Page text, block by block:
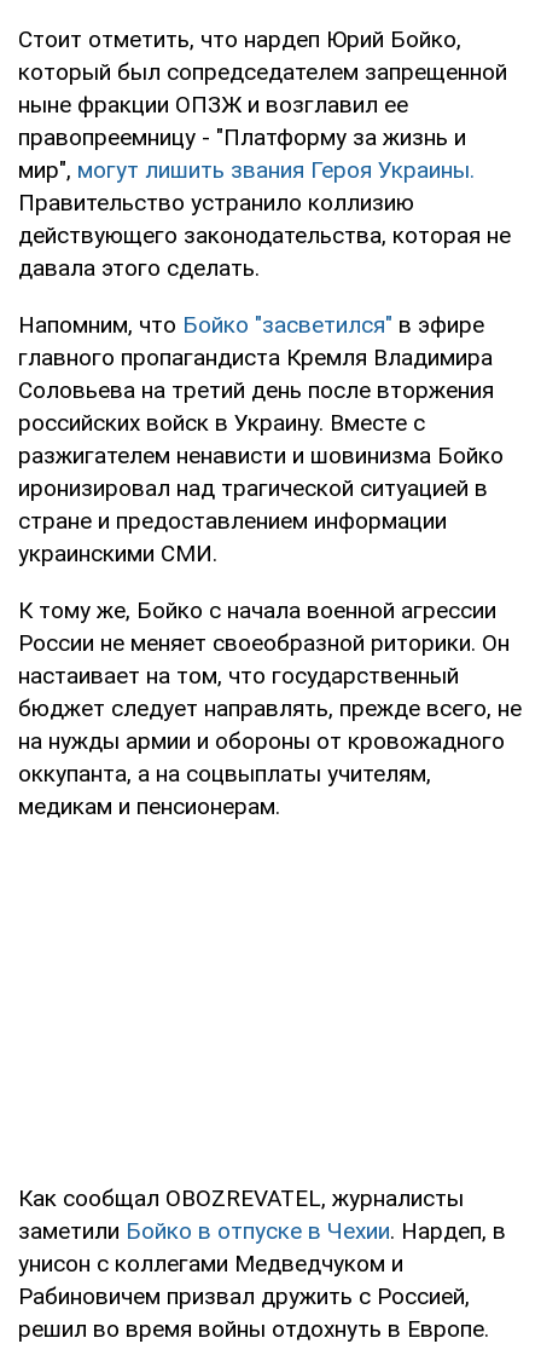
Стоит отметить, что нардеп Юрий Бойко,
который был сопредседателем запрещенной
ныне фракции ОПЗЖ и возглавил ее
правопреемницу - "Платформу за жизнь и
мир", могут лишить звания Героя Украины.
Правительство устранило коллизию
действующего законодательства, которая не
давала этого сделать.
Напомним, что Бойко "засветился" в эфире
главного пропагандиста Кремля Владимира
Соловьева на третий день после вторжения
российских войск в Украину. Вместе с
разжигателем ненависти и шовинизма Бойко
иронизировал над трагической ситуацией в
стране и предоставлением информации
украинскими СМИ.
К тому же, Бойко с начала военной агрессии
России не меняет своеобразной риторики. Он
настаивает на том, что государственный
бюджет следует направлять, прежде всего, не
на нужды армии и обороны от кровожадного
оккупанта, а на соцвыплаты учителям,
медикам и пенсионерам.
Как сообщал OBOZREVATEL, журналисты
заметили Бойко в отпуске в Чехии. Нардеп, в
унисон с коллегами Медведчуком и
Рабиновичем призвал дружить с Россией,
решил во время войны отдохнуть в Европе.